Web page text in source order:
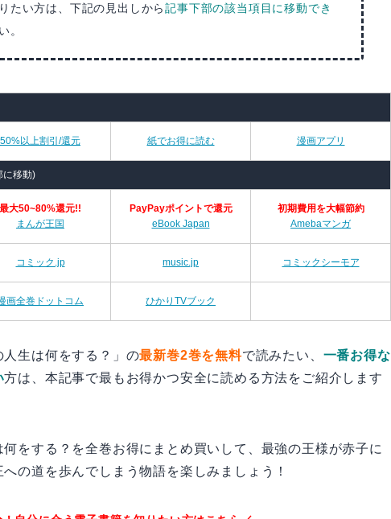
たい方は、下記の見出しから記事下部の該当項目に移動でき
。
50%以上割引/還元 紙でお得に読む 漫画アプリ
に移動)
最大50~80%還元!!
まんが王国
PayPayポイントで還元
eBook Japan
初期費用を大幅節約
Amebaマンガ
コミック.jp music.jp コミックシーモア
画全巻ドットコム ひかりTVブック
生は何をする？」の最新巻2巻を無料で読みたい、 一番お得な
方は、本記事で最もお得かつ安全に読める方法をご紹介します
をする？を全巻お得にまとめ買いして、最強の王様が赤子に
の道を歩んでしまう物語を楽しみましょう！